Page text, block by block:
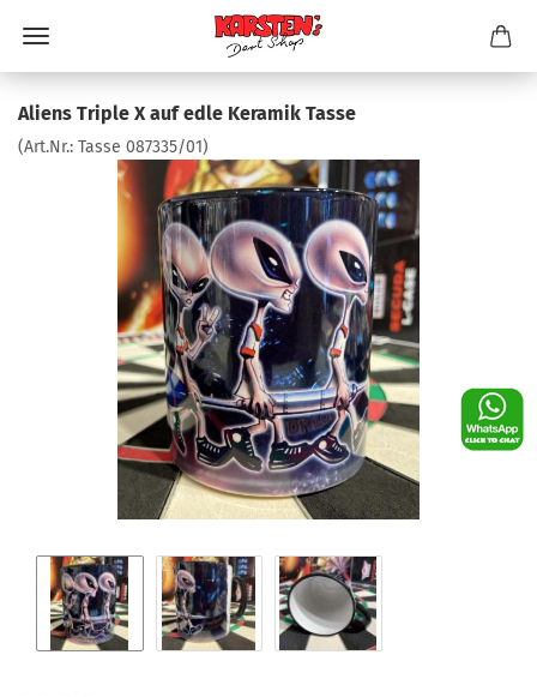
Aliens Triple X auf edle Keramik Tasse
(Art.Nr.: Tasse 087335/01)